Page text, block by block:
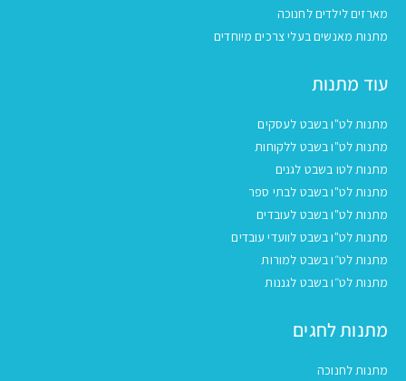
מארזים לילדים לחנוכה
מתנות מאנשים בעלי צרכים מיוחדים
עוד מתנות
מתנות לט"ו בשבט לעסקים
מתנות לט"ו בשבט ללקוחות
מתנות לטו בשבט לגנים
מתנות לט"ו בשבט לבתי ספר
מתנות לט"ו בשבט לעובדים
מתנות לט"ו בשבט לוועדי עובדים
מתנות לט״ו בשבט למורות
מתנות לט״ו בשבט לגננות
מתנות לחגים
מתנות לחנוכה